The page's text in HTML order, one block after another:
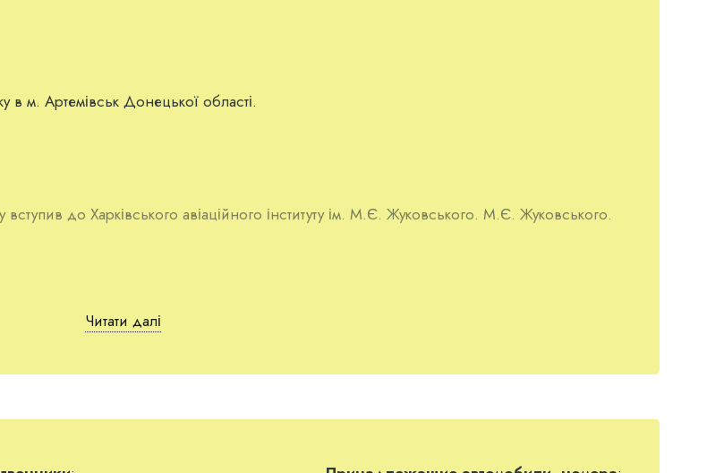
м. Артемівськ Донецької області.
до Харківського авіаційного інституту ім. М.Є. Жуковського. М.Є. Жуковського.
Читати далі